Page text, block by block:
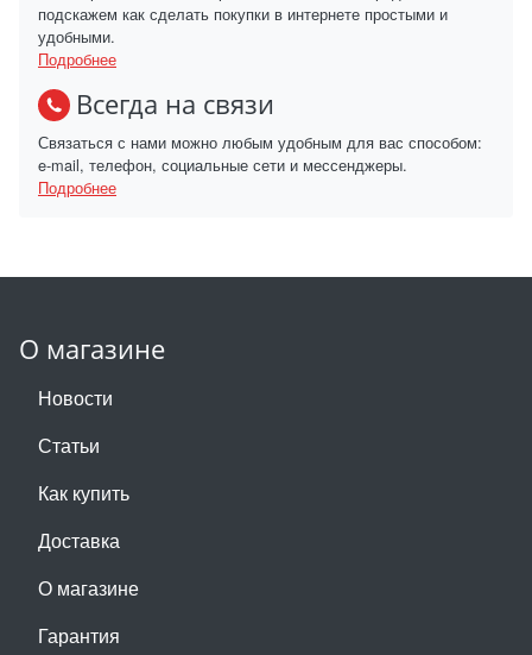
подскажем как сделать покупки в интернете простыми и
удобными.
Подробнее
Всегда на связи
Связаться с нами можно любым удобным для вас способом:
e-mail, телефон, социальные сети и мессенджеры.
Подробнее
О магазине
Новости
Статьи
Как купить
Доставка
О магазине
Гарантия